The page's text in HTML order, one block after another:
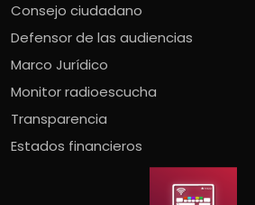
Consejo ciudadano
Defensor de las audiencias
Marco Jurídico
Monitor radioescucha
Transparencia
Estados financieros